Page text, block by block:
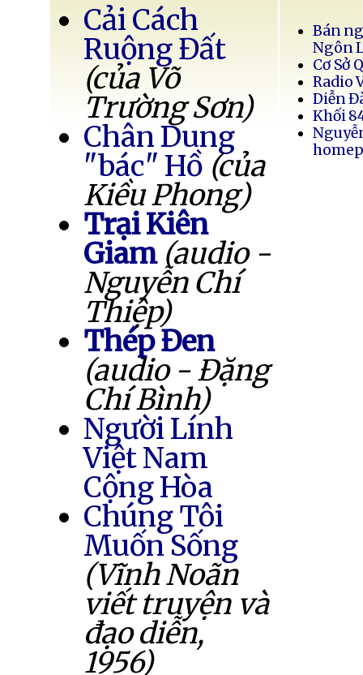
Cải Cách
Ruộng Đất
(của Võ
Trường Sơn)
Chân Dung
"bác" Hồ (của
Kiều Phong)
Trại Kiên
Giam (audio -
Nguyễn Chí
Thiệp)
Thép Đen
(audio - Đặng
Chí Bình)
Người Lính
Việt Nam
Cộng Hòa
Chúng Tôi
Muốn Sống
(Vĩnh Noãn
viết truyện và
đạo diễn,
1956)
Bán
Ngôn
Cơ Sở
Radio
Diễn
Khối